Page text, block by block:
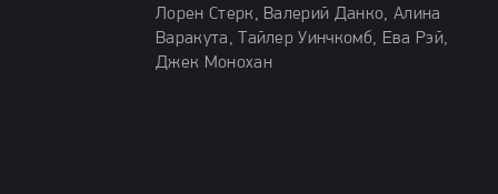
Лорен Стерк, Валерий Данко, Алина
Варакута, Тайлер Уинчкомб, Ева Рэй,
Джек Монохан